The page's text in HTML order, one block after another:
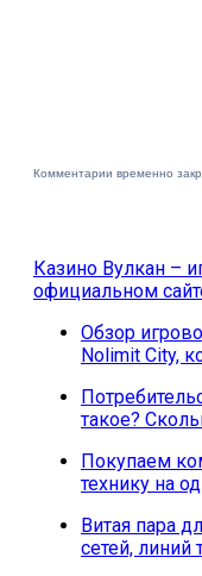
Комментарии временно
Казино Вулкан –
официальном
Обзор
Nolimit City,
такое?
Покупаем
технику на
Витая пара
сетей,